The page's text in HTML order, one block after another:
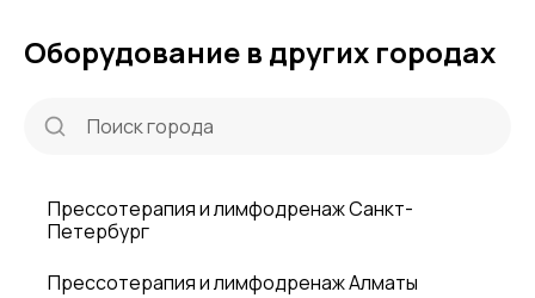
Оборудование в других городах
Прессотерапия и лимфодренаж Санкт-
Петербург
Прессотерапия и лимфодренаж Алматы